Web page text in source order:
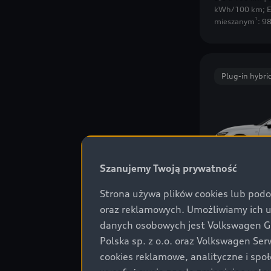
kWh/100 km;
mieszanym 1 :
Plug-in
od 323 200
Dodaj
Zużycie paliwa
2,0 l/100 km |
kWh/100 km ;
mieszanym
1
Szanujemy Twoją prywatność
Strona używa plików cookies lub
oraz reklamowych. Umożliwiamy ich
danych osobowych jest Volkswagen
Polska sp. z o.o. oraz Volkswagen
cookies reklamowe, analityczne i